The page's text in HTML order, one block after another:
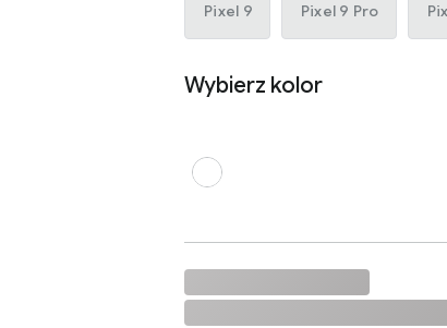
Pixel 9 Pixel 9 Pro
Wybierz kolor